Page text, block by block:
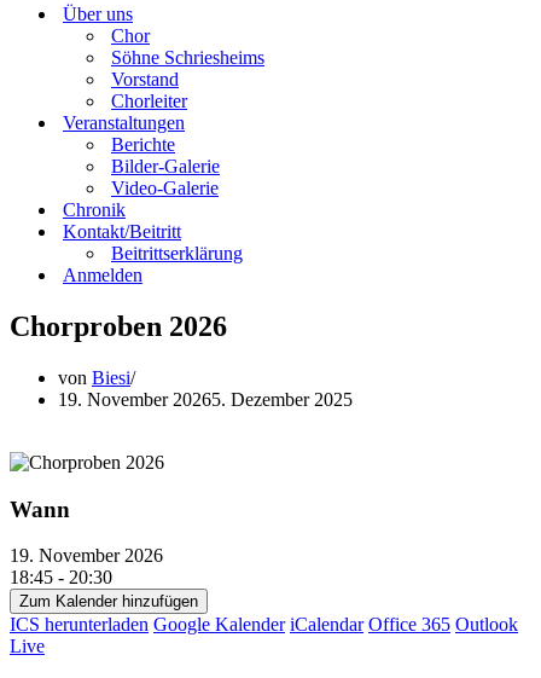
Über uns
Chor
Söhne Schriesheims
Vorstand
Chorleiter
Veranstaltungen
Berichte
Bilder-Galerie
Video-Galerie
Chronik
Kontakt/Beitritt
Beitrittserklärung
Anmelden
Chorproben 2026
von Biesi
19. November 20265. Dezember 2025
Wann
19. November 2026
18:45 - 20:30
Zum Kalender hinzufügen
ICS herunterladen Google Kalender iCalendar Office 365 Outlook
Live